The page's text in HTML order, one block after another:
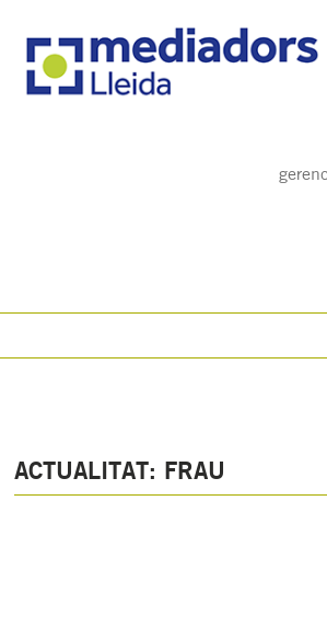
ACTUALITAT: FRAU